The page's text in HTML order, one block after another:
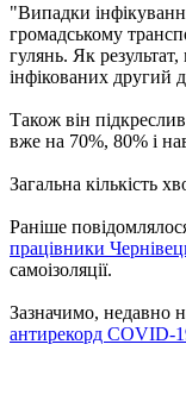
"Випадки
громадському
гулянь. Як
інфікованих другий
Також він
вже на 70%, 80% і
Загальна кількість
Раніше
працівники
самоізоляції.
Зазначимо, недавно
антирекорд COVID-